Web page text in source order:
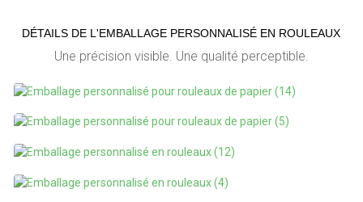
DÉTAILS DE L'EMBALLAGE PERSONNALISÉ EN ROULEAUX
Une précision visible. Une qualité perceptible.